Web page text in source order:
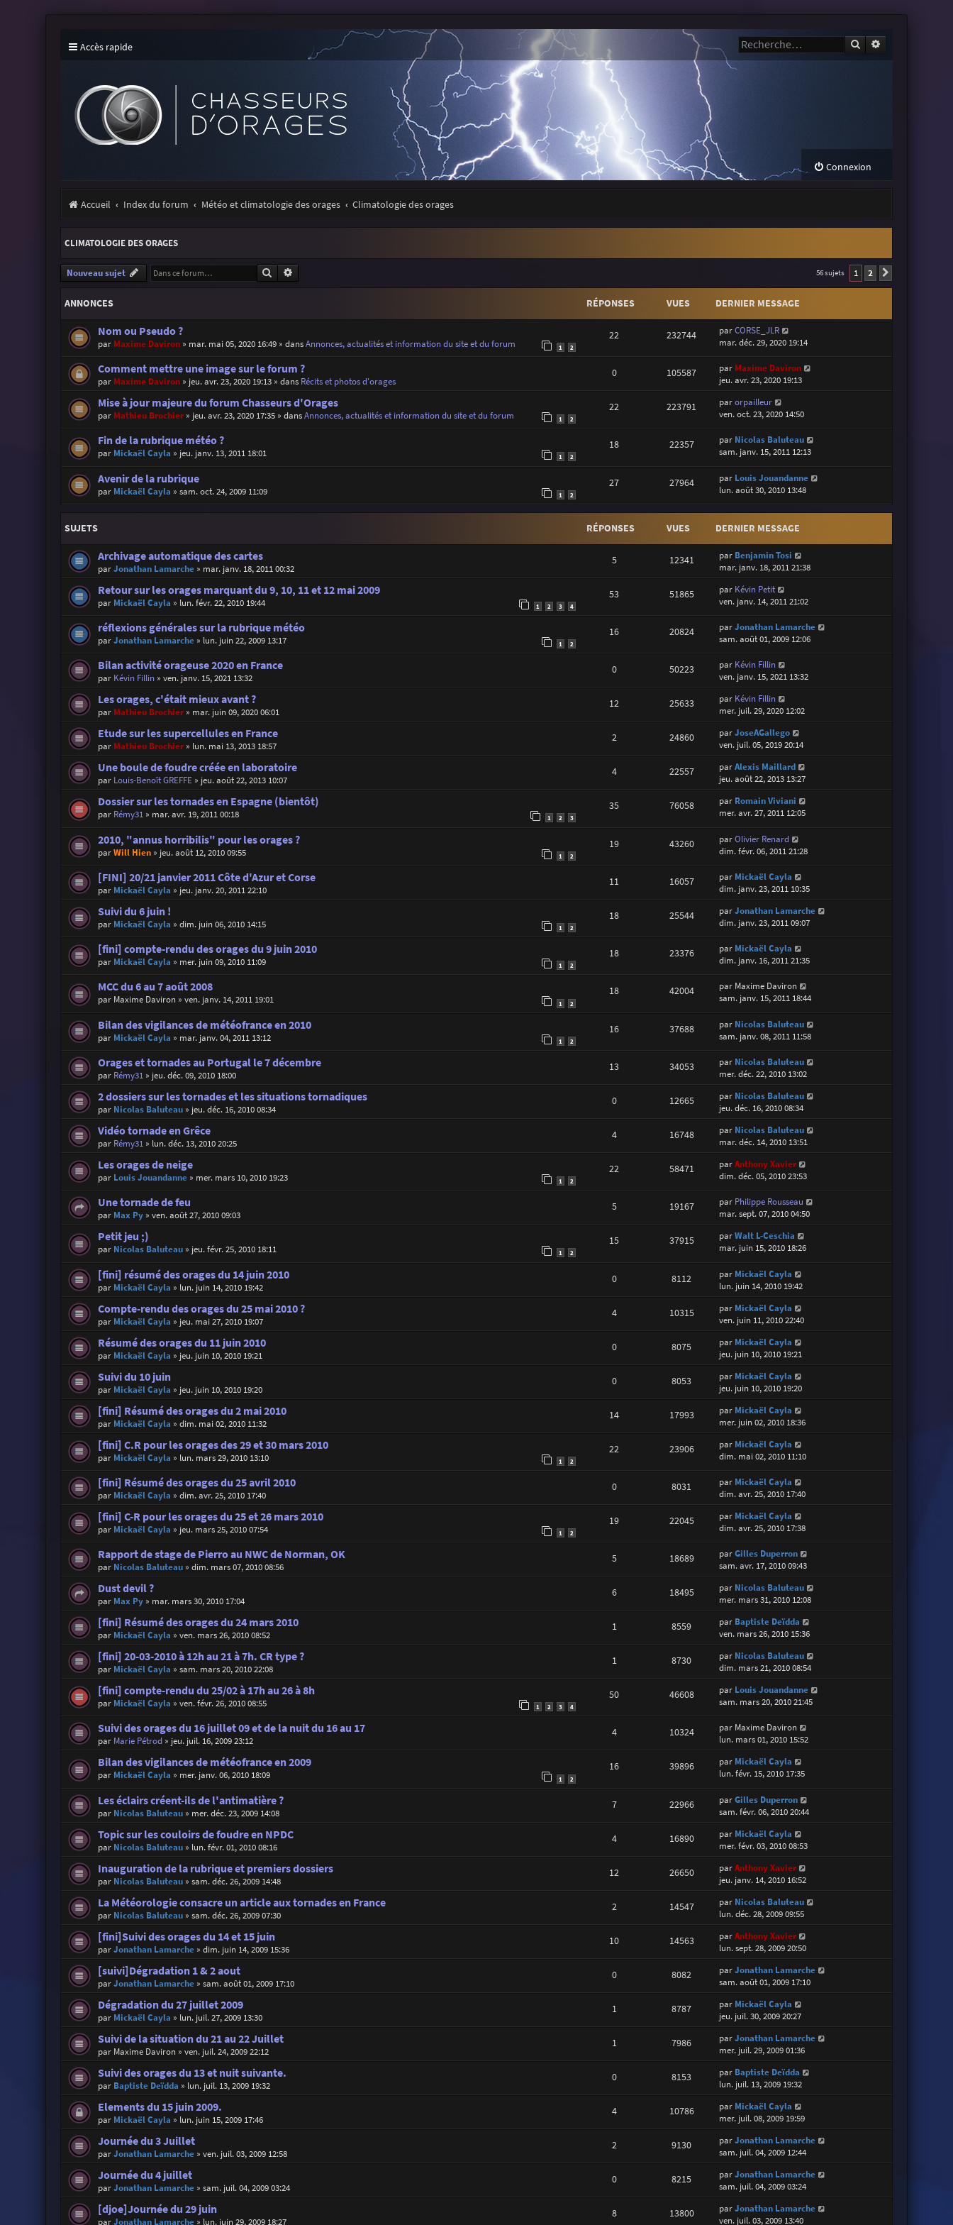
Accès rapide Rechercher
Connexion
Accueil Index du forum Météo et climatologie des orages Climatologie des orages
CLIMATOLOGIE DES ORAGES
Nouveau sujet Rechercher 56 sujets 1 2
ANNONCES RÉPONSES VUES DERNIER MESSAGE
Nom ou Pseudo ?
par Maxime Daviron» mar. mai 05, 2020 16:49» dansAnnonces, actualités et information du site et du forum 1 2
22 232744 parCORSE_JLR
mar. déc. 29, 2020 19:14
Comment mettre une image sur le forum ?
par Maxime Daviron» jeu. avr. 23, 2020 19:13» dans Récits et photos d'orages
0 105587 par Maxime Daviron
jeu. avr. 23, 2020 19:13
Mise à jour majeure du forum Chasseurs d'Orages
par Mathieu Brochier» jeu. avr. 23, 2020 17:35» dansAnnonces, actualités et information du site et du forum 1 2
22 223791 parorpailleur
ven. oct. 23, 2020 14:50
Fin de la rubrique météo ?
par Mickaël Cayla » jeu. janv. 13, 2011 18:01 1 2
18 22357 par Nicolas Baluteau
sam. janv. 15, 2011 12:13
Avenir de la rubrique
par Mickaël Cayla » sam. oct. 24, 2009 11:09 1 2
27 27964 par Louis Jouandanne
lun. août 30, 2010 13:48
SUJETS RÉPONSES VUES DERNIER MESSAGE
Archivage automatique des cartes
parJonathan Lamarche» mar. janv. 18, 2011 00:32
5 12341 par Benjamin Tosi
mar. janv. 18, 2011 21:38
Retour sur les orages marquant du 9, 10, 11 et 12 mai 2009
par Mickaël Cayla » lun. févr. 22, 2010 19:44 1 2 3 4
53 51865 par Kévin Petit
ven. janv. 14, 2011 21:02
réflexions générales sur la rubrique météo
parJonathan Lamarche» lun. juin 22, 2009 13:17 1 2
16 20824 parJonathan Lamarche
sam. août 01, 2009 12:06
Bilan activité orageuse 2020 en France
par Kévin Fillin» ven. janv. 15, 2021 13:32
0 50223 par Kévin Fillin
ven. janv. 15, 2021 13:32
Les orages, c'était mieux avant ?
par Mathieu Brochier» mar. juin 09, 2020 06:01
12 25633 par Kévin Fillin
mer. juil. 29, 2020 12:02
Etude sur les supercellules en France
par Mathieu Brochier» lun. mai 13, 2013 18:57
2 24860 parJoseAGallego
ven. juil. 05, 2019 20:14
Une boule de foudre créée en laboratoire
par Louis-Benoît GREFFE» jeu. août 22, 2013 10:07
4 22557 parAlexis Maillard
jeu. août 22, 2013 13:27
Dossier sur les tornades en Espagne (bientôt)
par Rémy31» mar. avr. 19, 2011 00:18 1 2 3
35 76058 par Romain Viviani
mer. avr. 27, 2011 12:05
2010, "annus horribilis" pour les orages ?
parWill Hien» jeu. août 12, 2010 09:55 1 2
19 43260 parOlivier Renard
dim. févr. 06, 2011 21:28
[FINI] 20/21 janvier 2011 Côte d'Azur et Corse
par Mickaël Cayla » jeu. janv. 20, 2011 22:10
11 16057 par Mickaël Cayla
dim. janv. 23, 2011 10:35
Suivi du 6 juin !
par Mickaël Cayla » dim. juin 06, 2010 14:15 1 2
18 25544 parJonathan Lamarche
dim. janv. 23, 2011 09:07
[fini] compte-rendu des orages du 9 juin 2010
par Mickaël Cayla » mer. juin 09, 2010 11:09 1 2
18 23376 par Mickaël Cayla
dim. janv. 16, 2011 21:35
MCC du 6 au 7 août 2008
par Maxime Daviron» ven. janv. 14, 2011 19:01 1 2
18 42004 par Maxime Daviron
sam. janv. 15, 2011 18:44
Bilan des vigilances de météofrance en 2010
par Mickaël Cayla » mar. janv. 04, 2011 13:12 1 2
16 37688 par Nicolas Baluteau
sam. janv. 08, 2011 11:58
Orages et tornades au Portugal le 7 décembre
par Rémy31» jeu. déc. 09, 2010 18:00
13 34053 par Nicolas Baluteau
mer. déc. 22, 2010 13:02
2 dossiers sur les tornades et les situations tornadiques
par Nicolas Baluteau» jeu. déc. 16, 2010 08:34
0 12665 par Nicolas Baluteau
jeu. déc. 16, 2010 08:34
Vidéo tornade en Grêce
par Rémy31» lun. déc. 13, 2010 20:25
4 16748 par Nicolas Baluteau
mar. déc. 14, 2010 13:51
Les orages de neige
par Louis Jouandanne» mer. mars 10, 2010 19:23 1 2
22 58471 parAnthony Xavier
dim. déc. 05, 2010 23:53
Une tornade de feu
par Max Py» ven. août 27, 2010 09:03
5 19167 par Philippe Rousseau
mar. sept. 07, 2010 04:50
Petit jeu ;)
par Nicolas Baluteau» jeu. févr. 25, 2010 18:11 1 2
15 37915 parWalt L-Ceschia
mar. juin 15, 2010 18:26
[fini] résumé des orages du 14 juin 2010
par Mickaël Cayla » lun. juin 14, 2010 19:42
0 8112 par Mickaël Cayla
lun. juin 14, 2010 19:42
Compte-rendu des orages du 25 mai 2010 ?
par Mickaël Cayla » jeu. mai 27, 2010 19:07
4 10315 par Mickaël Cayla
ven. juin 11, 2010 22:40
Résumé des orages du 11 juin 2010
par Mickaël Cayla » jeu. juin 10, 2010 19:21
0 8075 par Mickaël Cayla
jeu. juin 10, 2010 19:21
Suivi du 10 juin
par Mickaël Cayla » jeu. juin 10, 2010 19:20
0 8053 par Mickaël Cayla
jeu. juin 10, 2010 19:20
[fini] Résumé des orages du 2 mai 2010
par Mickaël Cayla » dim. mai 02, 2010 11:32
14 17993 par Mickaël Cayla
mer. juin 02, 2010 18:36
[fini] C.R pour les orages des 29 et 30 mars 2010
par Mickaël Cayla » lun. mars 29, 2010 13:10 1 2
22 23906 par Mickaël Cayla
dim. mai 02, 2010 11:10
[fini] Résumé des orages du 25 avril 2010
par Mickaël Cayla » dim. avr. 25, 2010 17:40
0 8031 par Mickaël Cayla
dim. avr. 25, 2010 17:40
[fini] C-R pour les orages du 25 et 26 mars 2010
par Mickaël Cayla » jeu. mars 25, 2010 07:54 1 2
19 22045 par Mickaël Cayla
dim. avr. 25, 2010 17:38
Rapport de stage de Pierro au NWC de Norman, OK
par Nicolas Baluteau» dim. mars 07, 2010 08:56
5 18689 parGilles Duperron
sam. avr. 17, 2010 09:43
Dust devil ?
par Max Py» mar. mars 30, 2010 17:04
6 18495 par Nicolas Baluteau
mer. mars 31, 2010 12:08
[fini] Résumé des orages du 24 mars 2010
par Mickaël Cayla » ven. mars 26, 2010 08:52
1 8559 par Baptiste Deïdda
ven. mars 26, 2010 15:36
[fini] 20-03-2010 à 12h au 21 à 7h. CR type ?
par Mickaël Cayla » sam. mars 20, 2010 22:08
1 8730 par Nicolas Baluteau
dim. mars 21, 2010 08:54
[fini] compte-rendu du 25/02 à 17h au 26 à 8h
par Mickaël Cayla » ven. févr. 26, 2010 08:55 1 2 3 4
50 46608 par Louis Jouandanne
sam. mars 20, 2010 21:45
Suivi des orages du 16 juillet 09 et de la nuit du 16 au 17
par Marie Pétrod» jeu. juil. 16, 2009 23:12
4 10324 par Maxime Daviron
lun. mars 01, 2010 15:52
Bilan des vigilances de météofrance en 2009
par Mickaël Cayla » mer. janv. 06, 2010 18:09 1 2
16 39896 par Mickaël Cayla
lun. févr. 15, 2010 17:35
Les éclairs créent-ils de l'antimatière ?
par Nicolas Baluteau» mer. déc. 23, 2009 14:08
7 22966 parGilles Duperron
sam. févr. 06, 2010 20:44
Topic sur les couloirs de foudre en NPDC
par Nicolas Baluteau» lun. févr. 01, 2010 08:16
4 16890 par Mickaël Cayla
mer. févr. 03, 2010 08:53
Inauguration de la rubrique et premiers dossiers
par Nicolas Baluteau» sam. déc. 26, 2009 14:48
12 26650 parAnthony Xavier
jeu. janv. 14, 2010 16:52
La Météorologie consacre un article aux tornades en France
par Nicolas Baluteau» sam. déc. 26, 2009 07:30
2 14547 par Nicolas Baluteau
lun. déc. 28, 2009 09:55
[fini]Suivi des orages du 14 et 15 juin
parJonathan Lamarche» dim. juin 14, 2009 15:36
10 14563 parAnthony Xavier
lun. sept. 28, 2009 20:50
[suivi]Dégradation 1 & 2 aout
parJonathan Lamarche» sam. août 01, 2009 17:10
0 8082 parJonathan Lamarche
sam. août 01, 2009 17:10
Dégradation du 27 juillet 2009
par Mickaël Cayla » lun. juil. 27, 2009 13:30
1 8787 par Mickaël Cayla
jeu. juil. 30, 2009 20:27
Suivi de la situation du 21 au 22 Juillet
par Maxime Daviron» ven. juil. 24, 2009 22:12
1 7986 parJonathan Lamarche
mer. juil. 29, 2009 01:36
Suivi des orages du 13 et nuit suivante.
par Baptiste Deïdda » lun. juil. 13, 2009 19:32
0 8153 par Baptiste Deïdda
lun. juil. 13, 2009 19:32
Elements du 15 juin 2009.
par Mickaël Cayla » lun. juin 15, 2009 17:46
4 10786 par Mickaël Cayla
mer. juil. 08, 2009 19:59
Journée du 3 Juillet
parJonathan Lamarche» ven. juil. 03, 2009 12:58
2 9130 parJonathan Lamarche
sam. juil. 04, 2009 12:44
Journée du 4 juillet
parJonathan Lamarche» sam. juil. 04, 2009 03:24
0 8215 parJonathan Lamarche
sam. juil. 04, 2009 03:24
[djoe]Journée du 29 juin
parJonathan Lamarche» lun. juin 29, 2009 18:27
8 13800 parJonathan Lamarche
ven. juil. 03, 2009 13:40